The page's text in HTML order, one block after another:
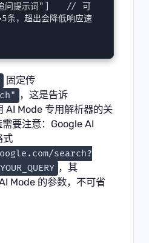
条，超出会降低响应速
固定传
，这是告诉
AI Mode 专用解析器的关
要注意：Google AI
式
search?
，其
Mode 的参数，不可省